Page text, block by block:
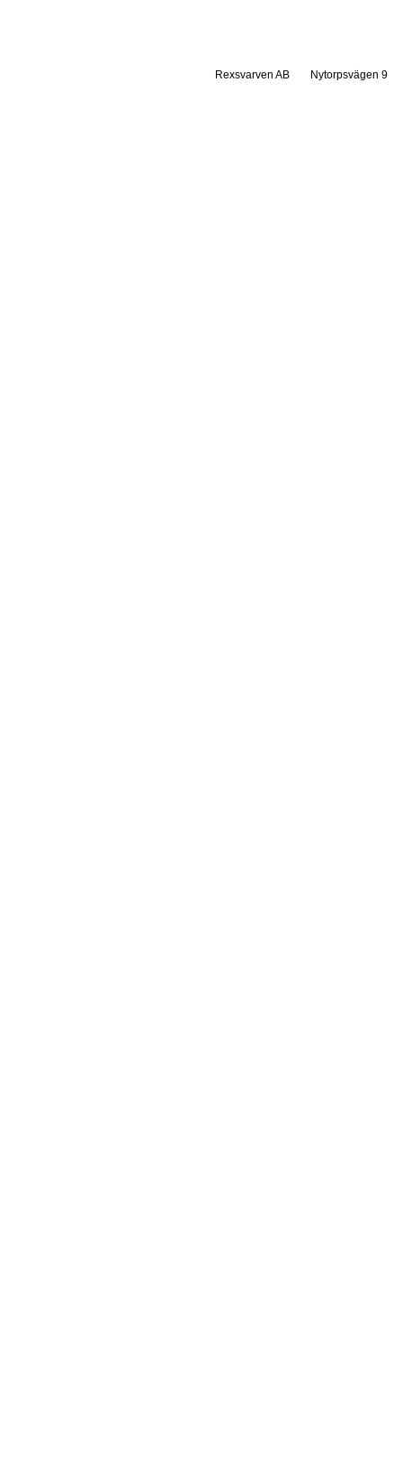
Rexsvarven AB Nytorpsvägen 9